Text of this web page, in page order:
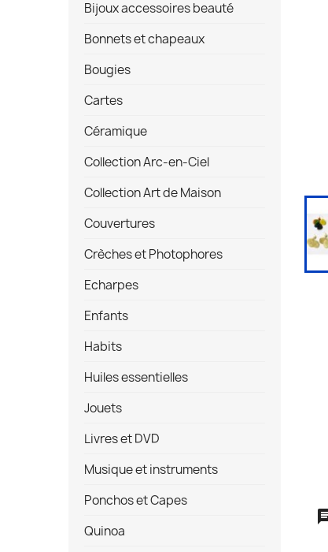
Bijoux accessoires beauté
Bonnets et chapeaux
Bougies
Cartes
Céramique
Collection Arc-en-Ciel
Collection Art de Maison
Couvertures
Crèches et Photophores
Echarpes
Enfants
Habits
Huiles essentielles
Jouets
Livres et DVD
Musique et instruments
Ponchos et Capes
Quinoa